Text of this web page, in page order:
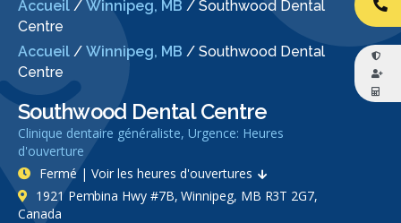
Accueil / Winnipeg, MB / Southwood Dental
Centre
Accueil / Winnipeg, MB / Southwood Dental
Centre
Southwood Dental Centre
Clinique dentaire généraliste, Urgence: Heures
d'ouverture
Fermé | Voir les heures d'ouvertures
1921 Pembina Hwy #7B, Winnipeg, MB R3T 2G7,
Canada